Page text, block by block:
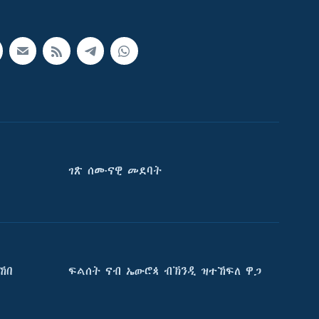
ገጽ ሰሙናዊ መደባት
ፍልሰት ናብ ኤውሮጳ ብኽንዲ ዝተኸፍለ ዋጋ